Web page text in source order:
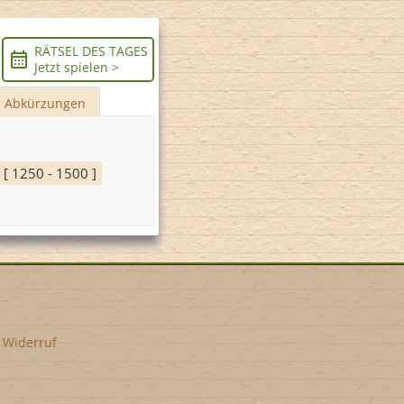
RÄTSEL DES TAGES
Jetzt spielen >
Abkürzungen
[ 1250 - 1500 ]
Widerruf